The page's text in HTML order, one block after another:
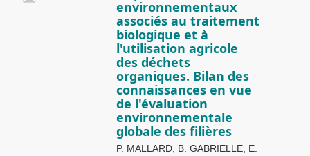
environnementaux
associés au traitement
biologique et à
l'utilisation agricole
des déchets
organiques. Bilan des
connaissances en vue
de l'évaluation
environnementale
globale des filières
P. MALLARD, B. GABRIELLE, E.